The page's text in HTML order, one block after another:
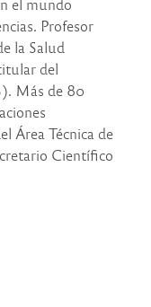
Profesor
la Salud
del
Más de 80
Área Técnica de
Científico